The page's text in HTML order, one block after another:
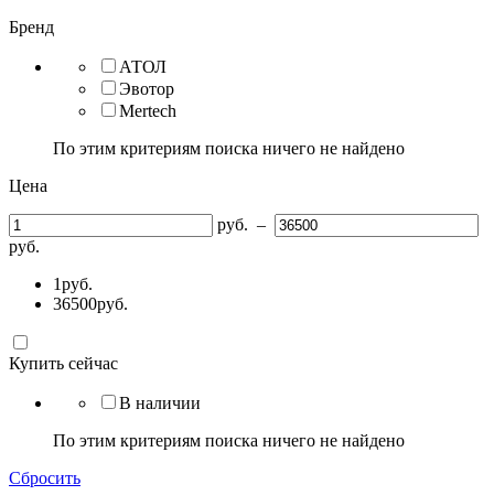
Бренд
АТОЛ
Эвотор
Mertech
По этим критериям поиска ничего не найдено
Цена
руб. –
руб.
1руб.
36500руб.
Купить сейчас
В наличии
По этим критериям поиска ничего не найдено
Сбросить